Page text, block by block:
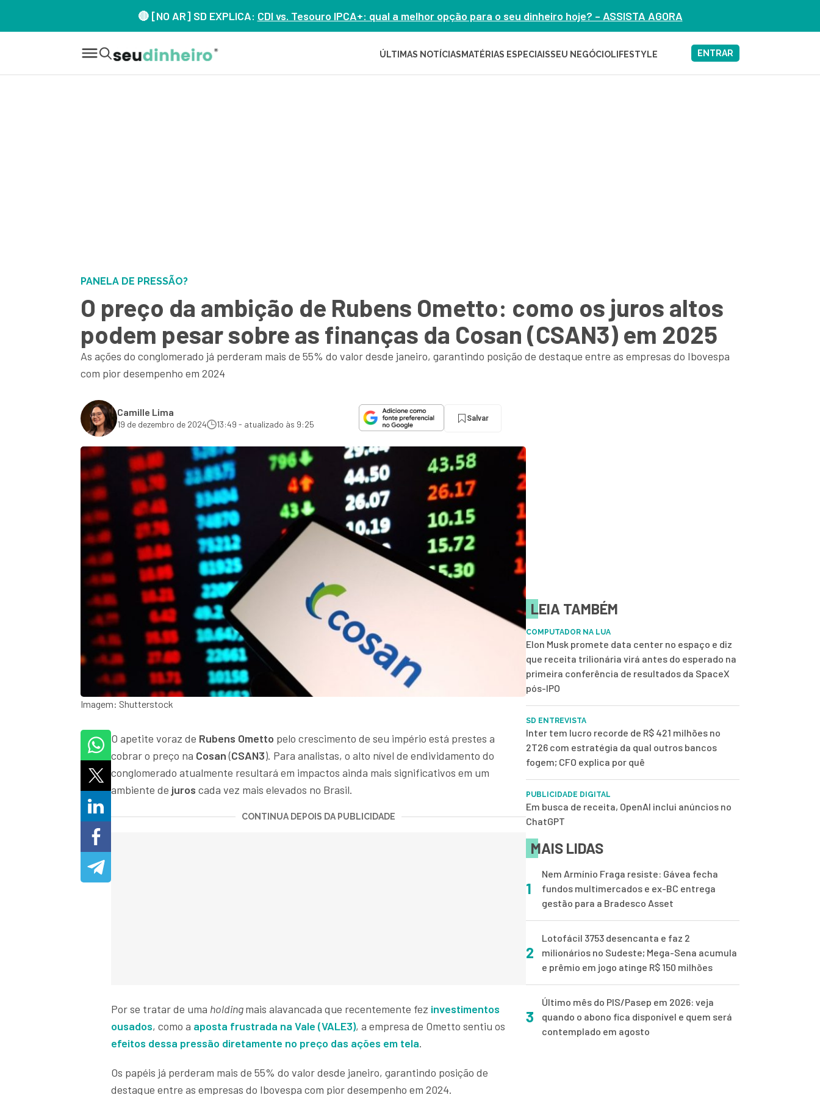
🔴 [NO AR] SD EXPLICA: CDI vs. Tesouro IPCA+: qual a melhor opção para o seu dinheiro hoje? – ASSISTA AGORA
ÚLTIMAS NOTÍCIAS MATÉRIAS ESPECIAISSEU NEGÓCIOLIFESTYLE ENTRAR
PANELA DE PRESSÃO?
O preço da ambição de Rubens Ometto: como os juros altos
podem pesar sobre as finanças da Cosan (CSAN3) em 2025
As ações do conglomerado já perderam mais de 55% do valor desde janeiro, garantindo posição de destaque entre as empresas do Ibovespa
com pior desempenho em 2024
Camille Lima
19 de dezembro de 2024 13:49 - atualizado às 9:25
Salvar
Imagem: Shutterstock
O apetite voraz de Rubens Ometto pelo crescimento de seu império está prestes a
cobrar o preço na Cosan(CSAN3). Para analistas, o alto nível de endividamento do
conglomerado atualmente resultará em impactos ainda mais significativos em um
ambiente de juros cada vez mais elevados no Brasil.
CONTINUA DEPOIS DA PUBLICIDADE
Por se tratar de uma holdingmais alavancada que recentemente fez investimentos
ousados, como a aposta frustrada na Vale (VALE3), a empresa de Ometto sentiu os
efeitos dessa pressão diretamente no preço das ações em tela.
Os papéis já perderam mais de 55% do valor desde janeiro, garantindo posição de
destaque entre as empresas do Ibovespa com pior desempenho em 2024.
LEIA TAMBÉM
COMPUTADOR NA LUA
Elon Musk promete data center no espaço e diz
que receita trilionária virá antes do esperado na
primeira conferência de resultados da SpaceX
pós-IPO
SD ENTREVISTA
Inter tem lucro recorde de R$ 421 milhões no
2T26 com estratégia da qual outros bancos
fogem; CFO explica por quê
PUBLICIDADE DIGITAL
Em busca de receita, OpenAI inclui anúncios no
ChatGPT
MAIS LIDAS
1
Nem Armínio Fraga resiste: Gávea fecha
fundos multimercados e ex-BC entrega
gestão para a Bradesco Asset
2
Lotofácil 3753 desencanta e faz 2
milionários no Sudeste; Mega-Sena acumula
e prêmio em jogo atinge R$ 150 milhões
3
Último mês do PIS/Pasep em 2026: veja
quando o abono fica disponível e quem será
contemplado em agosto